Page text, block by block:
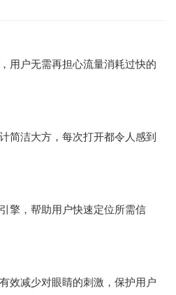
用户无需再担心流量消耗过快的
简洁大方，每次打开都令人感到
擎，帮助用户快速定位所需信
效减少对眼睛的刺激，保护用户